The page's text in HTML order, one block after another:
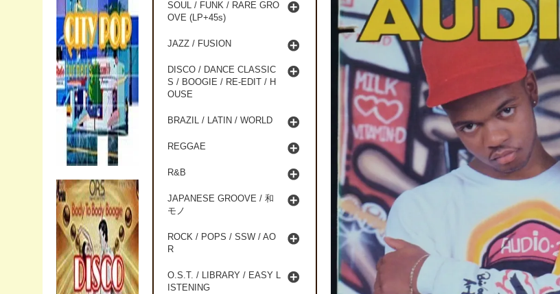
SOUL / FUNK / RARE GRO
OVE (LP+45s)
JAZZ / FUSION
DISCO / DANCE CLASSIC
S / BOOGIE / RE-EDIT / H
OUSE
BRAZIL / LATIN / WORLD
REGGAE
R&B
JAPANESE GROOVE / 和
モノ
ROCK / POPS / SSW / AO
R
O.S.T. / LIBRARY / EASY L
ISTENING